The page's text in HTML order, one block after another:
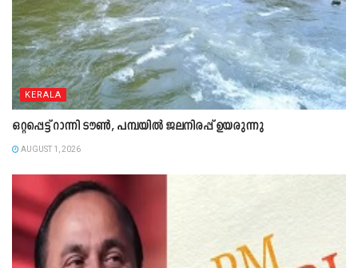
KERALA
ഒറ്റപ്പെട്ട് റാന്നി ടൗൺ, പമ്പയിൽ ജലനിരപ്പ് ഉയരുന്നു
AUGUST 1, 2026